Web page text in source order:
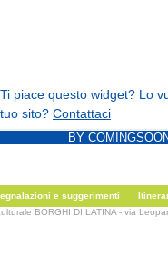
09/02/2012
Borgo Piave
di slot machine
BY
e suggerimenti
BORGHI DI LATINA - via